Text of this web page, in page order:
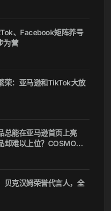
、Facebook矩阵养号
为营
荣：亚马逊和TikTok大放
总能在亚马逊首页上亮
却难以上位？COSMO算
贝克汉姆荣誉代言人，全